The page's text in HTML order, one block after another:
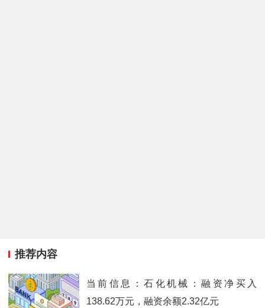
推荐内容
当前信息：石化机械：融资净买入
138.62万元，融资余额2.32亿元